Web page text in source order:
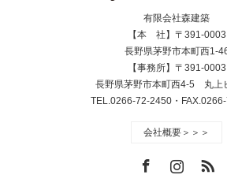
有限会社森建築
【本 社】〒391-0003
長野県茅野市本町西1-
【事務所】〒391-0003
長野県茅野市本町西4-5 丸上
TEL.0266-72-2450・
会社概要＞＞＞